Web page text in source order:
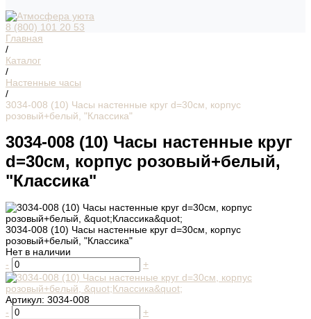
8 (800) 101 20 53
Главная
/
Каталог
/
Настенные часы
/
3034-008 (10) Часы настенные круг d=30см, корпус
розовый+белый, "Классика"
3034-008 (10) Часы настенные круг
d=30см, корпус розовый+белый,
"Классика"
3034-008 (10) Часы настенные круг d=30см, корпус
розовый+белый, "Классика"
Нет в наличии
-
+
Артикул: 3034-008
-
+